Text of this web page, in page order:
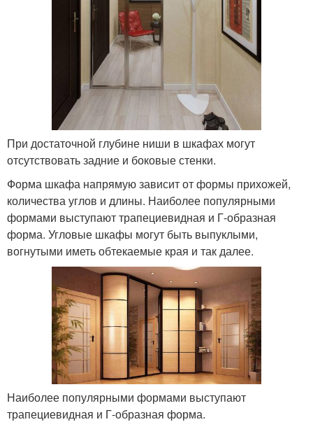
При достаточной глубине ниши в шкафах могут
отсутствовать задние и боковые стенки.
Форма шкафа напрямую зависит от формы прихожей,
количества углов и длины. Наиболее популярными
формами выступают трапециевидная и Г-образная
форма. Угловые шкафы могут быть выпуклыми,
вогнутыми иметь обтекаемые края и так далее.
Наиболее популярными формами выступают
трапециевидная и Г-образная форма.